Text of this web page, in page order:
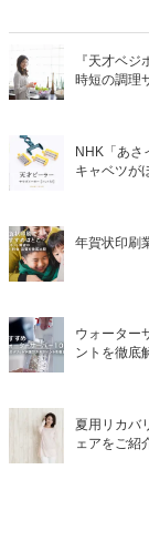
『天才ベ
時短の調理
NHK「あさ
キャベツが
年賀状印刷
ウォーター
ントを徹底
夏用リカバ
ェアをご紹